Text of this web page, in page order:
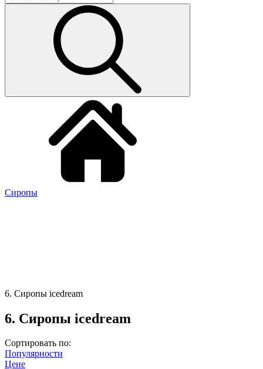
Сиропы
6. Сиропы icedream
6. Сиропы icedream
Сортировать по:
Популярности
Цене